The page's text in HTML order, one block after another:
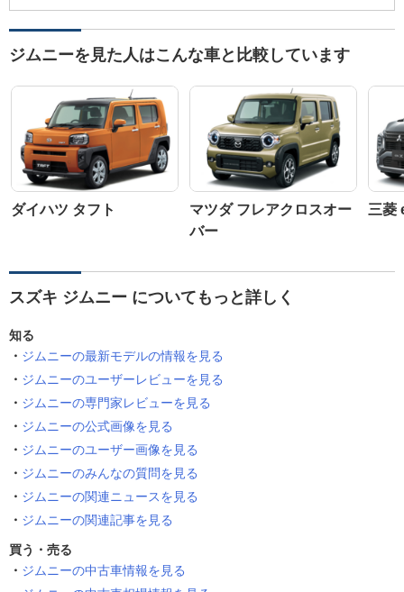
ジムニーを見た人はこんな車と比較しています
ダイハツ タフト
マツダ フレアクロスオー
バー
三菱
スズキ ジムニー についてもっと詳しく
知る
ジムニーの最新モデルの情報を見る
ジムニーのユーザーレビューを見る
ジムニーの専門家レビューを見る
ジムニーの公式画像を見る
ジムニーのユーザー画像を見る
ジムニーのみんなの質問を見る
ジムニーの関連ニュースを見る
ジムニーの関連記事を見る
買う・売る
ジムニーの中古車情報を見る